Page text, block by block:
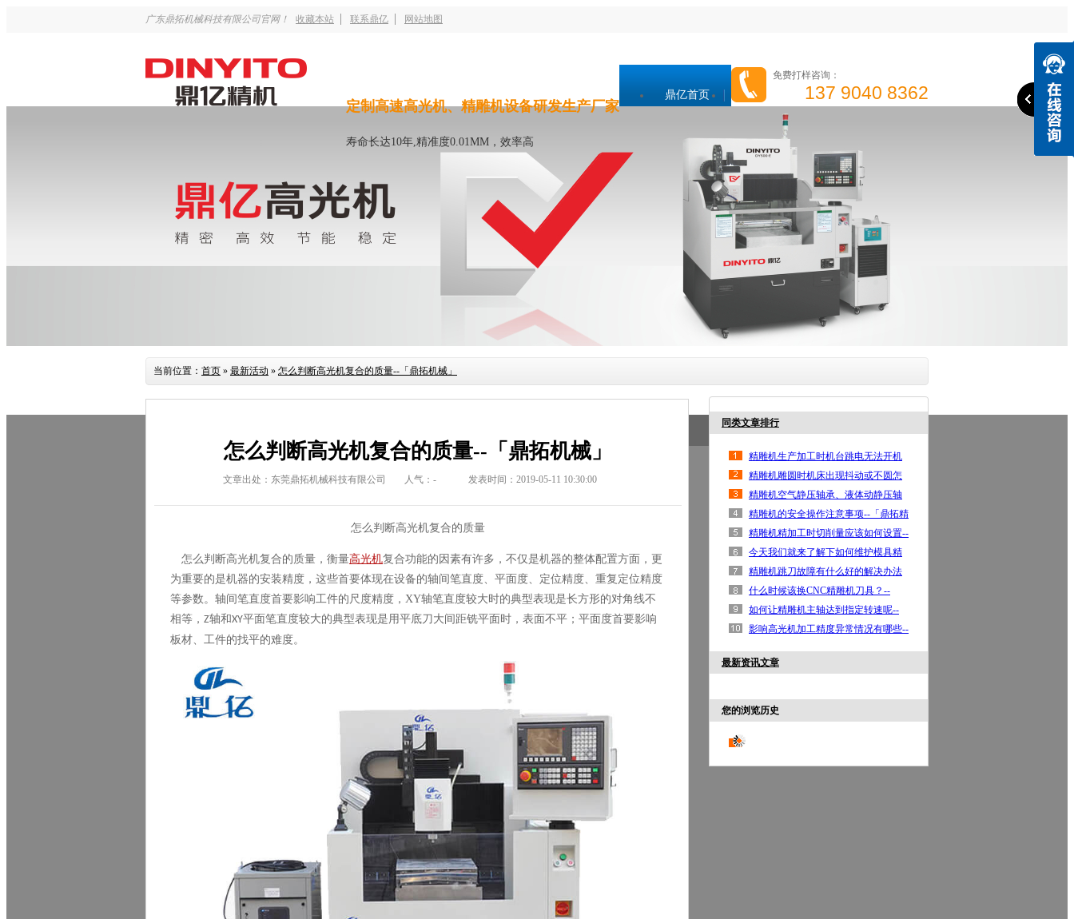
广东鼎拓机械科技有限公司官网！ 收藏本站 联系鼎亿 网站地图
定制高速高光机、精雕机设备研发生产厂家
寿命长达10年,精准度0.01MM，效率高
免费打样咨询：
137 9040 8362
鼎亿首页 高光机 精雕机 高速钻攻机 手机边框高光机 成功
当前位置： 首页 » 最新活动 » 怎么判断高光机复合的质量--「鼎拓机械」
怎么判断高光机复合的质量--「鼎拓机械」
文章出处：东莞鼎拓机械科技有限公司 人气： - 发表时间：2019-05-11 10:30:00
怎么判断高光机复合的质量
怎么判断高光机复合的质量，衡量高光机复合功能的因素有许多，不仅是机器的整体配置方面，更
为重要的是机器的安装精度，这些首要体现在设备的轴间笔直度、平面度、定位精度、重复定位精度
等参数。轴间笔直度首要影响工件的尺度精度， XY轴笔直度较大时的典型表现是长方形的对角线不
相等， Z轴和XY平面笔直度较大的典型表现是用平底刀大间距铣平面时，表面不平；平面度首要影响
板材、工件的找平的难度。
同类文章排行
精雕机生产加工时机台跳电无法开机
原因清查
精雕机雕圆时机床出现抖动或不圆怎
么办
精雕机空气静压轴承、液体动静压轴
承以及磁悬浮轴承
精雕机的安全操作注意事项--「鼎拓精
雕机」
精雕机精加工时切削量应该如何设置--
「鼎拓高光机」
今天我们就来了解下如何维护模具精
雕机的内部元件
精雕机跳刀故障有什么好的解决办法
吗--「鼎拓高光机」
什么时候该换CNC精雕机刀具？--
「鼎拓高光机」
如何让精雕机主轴达到指定转速呢--
「鼎拓高光机」
影响高光机加工精度异常情况有哪些--
最新资讯文章
您的浏览历史
联系鼎亿